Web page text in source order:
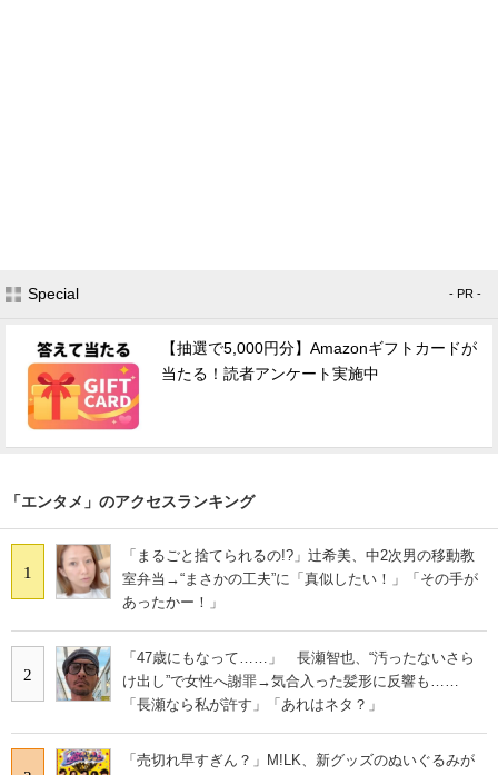
Special - PR -
【抽選で5,000円分】Amazonギフトカードが
当たる！読者アンケート実施中
「エンタメ」のアクセスランキング
1
「まるごと捨てられるの!?」辻希美、中2次男の移動教
室弁当→“まさかの工夫”に「真似したい！」「その手が
あったかー！」
2
「47歳にもなって……」 長瀬智也、“汚ったないさら
け出し”で女性へ謝罪→気合入った髪形に反響も……
「長瀬なら私が許す」「あれはネタ？」
「売切れ早すぎん？」M!LK、新グッズのぬいぐるみが